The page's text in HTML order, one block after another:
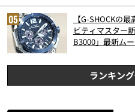
【G-SHOCKの
ビティマスター
B3000」最新ム
ランキン